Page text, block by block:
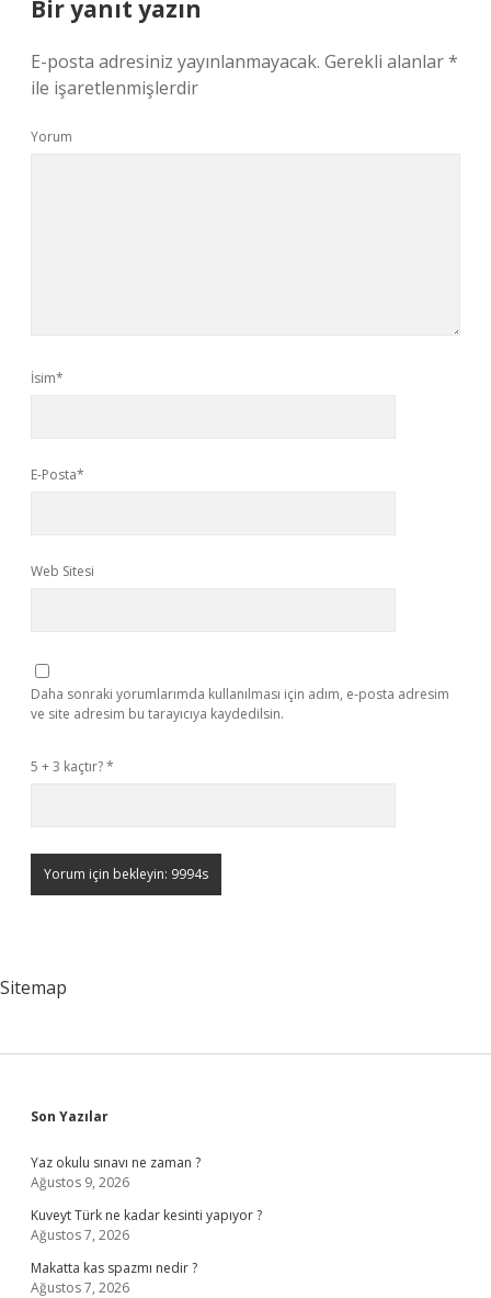
Bir yanıt yazın
E-posta adresiniz yayınlanmayacak. Gerekli alanlar*
ile işaretlenmişlerdir
Yorum
İsim*
E-Posta*
Web Sitesi
Daha sonraki yorumlarımda kullanılması için adım, e-posta adresim
ve site adresim bu tarayıcıya kaydedilsin.
5 + 3 kaçtır?*
Sitemap
Sidebar
Son Yazılar
Yaz okulu sınavı ne zaman ?
Ağustos 9, 2026
Kuveyt Türk ne kadar kesinti yapıyor ?
Ağustos 7, 2026
Makatta kas spazmı nedir ?
Ağustos 7, 2026